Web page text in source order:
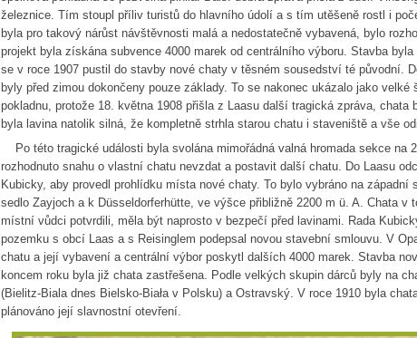
železnice. Tím stoupl příliv turistů do hlavního údolí a s tím utěšeně rostl i
byla pro takový nárůst návštěvnosti malá a nedostatečně vybavená, bylo
projekt byla získána subvence 4000 marek od centrálního výboru. Stavba
se v roce 1907 pustil do stavby nové chaty v těsném sousedství té původní.
byly před zimou dokončeny pouze základy. To se nakonec ukázalo jako
pokladnu, protože 18. května 1908 přišla z Laasu další tragická zpráva, chata
byla lavina natolik silná, že kompletně strhla starou chatu i staveniště a vše
Po této tragické události byla svolána mimořádná valná hromada sekce na
rozhodnuto snahu o vlastní chatu nevzdat a postavit další chatu. Do Laasu
Kubicky, aby provedl prohlídku místa nové chaty. To bylo vybráno na
sedlo Zayjoch a k Düsseldorferhütte, ve výšce přibližně 2200 m ü. A. Chata v
místní vůdci potvrdili, měla být naprosto v bezpečí před lavinami. Rada
pozemku s obcí Laas a s Reisinglem podepsal novou stavební smlouvu. V
chatu a její vybavení a centrální výbor poskytl dalších 4000 marek. Stavba
koncem roku byla již chata zastřešena. Podle velkých skupin dárců byly na
(Bielitz-Biala dnes Bielsko-Biała v Polsku) a Ostravský. V roce 1910 byla
plánováno její slavnostní otevření.